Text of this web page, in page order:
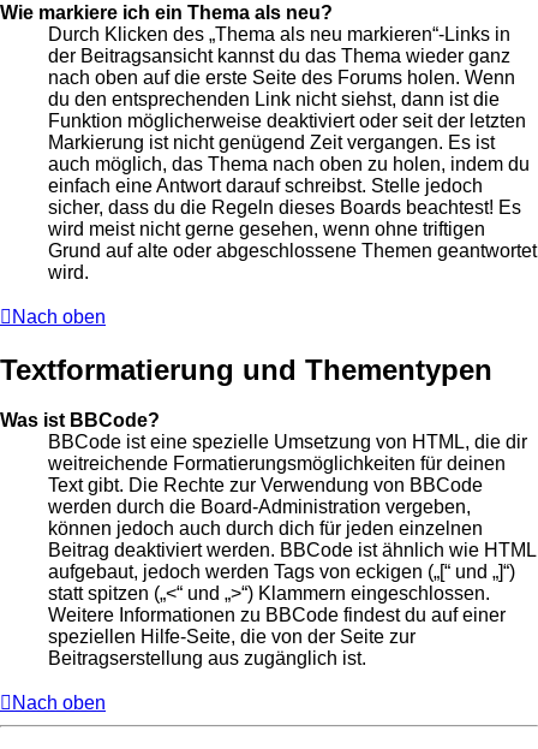
Wie markiere ich ein Thema als neu?
Durch Klicken des „Thema als neu markieren“-Links in
der Beitragsansicht kannst du das Thema wieder ganz
nach oben auf die erste Seite des Forums holen. Wenn
du den entsprechenden Link nicht siehst, dann ist die
Funktion möglicherweise deaktiviert oder seit der letzten
Markierung ist nicht genügend Zeit vergangen. Es ist
auch möglich, das Thema nach oben zu holen, indem du
einfach eine Antwort darauf schreibst. Stelle jedoch
sicher, dass du die Regeln dieses Boards beachtest! Es
wird meist nicht gerne gesehen, wenn ohne triftigen
Grund auf alte oder abgeschlossene Themen geantwortet
wird.
Nach oben
Textformatierung und Thementypen
Was ist BBCode?
BBCode ist eine spezielle Umsetzung von HTML, die dir
weitreichende Formatierungsmöglichkeiten für deinen
Text gibt. Die Rechte zur Verwendung von BBCode
werden durch die Board-Administration vergeben,
können jedoch auch durch dich für jeden einzelnen
Beitrag deaktiviert werden. BBCode ist ähnlich wie HTML
aufgebaut, jedoch werden Tags von eckigen („[“ und „]“)
statt spitzen („<“ und „>“) Klammern eingeschlossen.
Weitere Informationen zu BBCode findest du auf einer
speziellen Hilfe-Seite, die von der Seite zur
Beitragserstellung aus zugänglich ist.
Nach oben